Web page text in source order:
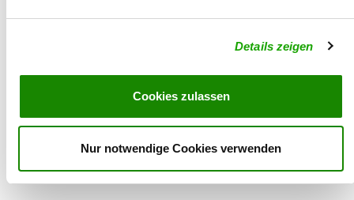
Details zeigen
Cookies zulassen
Nur notwendige Cookies verwenden